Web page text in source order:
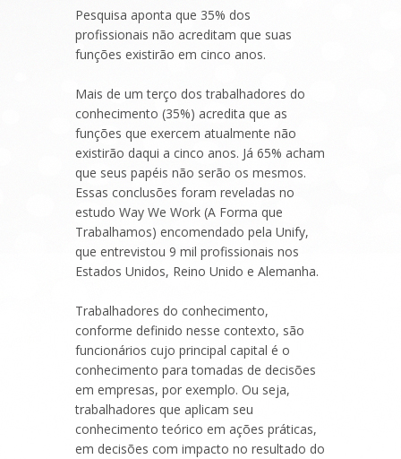
Pesquisa aponta que 35% dos
profissionais não acreditam que suas
funções existirão em cinco anos.
Mais de um terço dos trabalhadores do
conhecimento (35%) acredita que as
funções que exercem atualmente não
existirão daqui a cinco anos. Já 65% acham
que seus papéis não serão os mesmos.
Essas conclusões foram reveladas no
estudo Way We Work (A Forma que
Trabalhamos) encomendado pela Unify,
que entrevistou 9 mil profissionais nos
Estados Unidos, Reino Unido e Alemanha.
Trabalhadores do conhecimento,
conforme definido nesse contexto, são
funcionários cujo principal capital é o
conhecimento para tomadas de decisões
em empresas, por exemplo. Ou seja,
trabalhadores que aplicam seu
conhecimento teórico em ações práticas,
em decisões com impacto no resultado do